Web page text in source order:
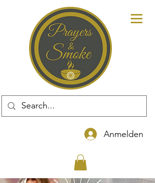
Anmelden